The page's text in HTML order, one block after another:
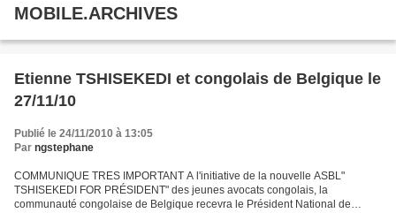
MOBILE.ARCHIVES
Etienne TSHISEKEDI et congolais de Belgique le
27/11/10
Publié le 24/11/2010 à 13:05
Par ngstephane
COMMUNIQUE TRES IMPORTANT A l'initiative de la nouvelle ASBL"
TSHISEKEDI FOR PRÉSIDENT" des jeunes avocats congolais, la
communauté congolaise de Belgique recevra le Président National de